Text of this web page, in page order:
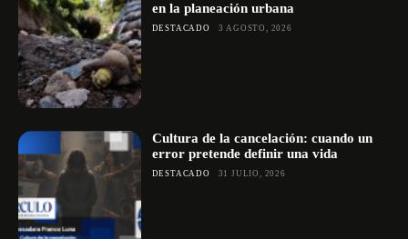
en la planeación urbana
DESTACADO 3 AGOSTO, 2026
Cultura de la cancelación: cuando un
error pretende definir una vida
DESTACADO 31 JULIO, 2026